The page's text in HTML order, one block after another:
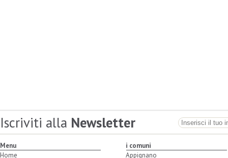
Iscriviti alla Newsletter
Menu
Home
i comuni
Appignano